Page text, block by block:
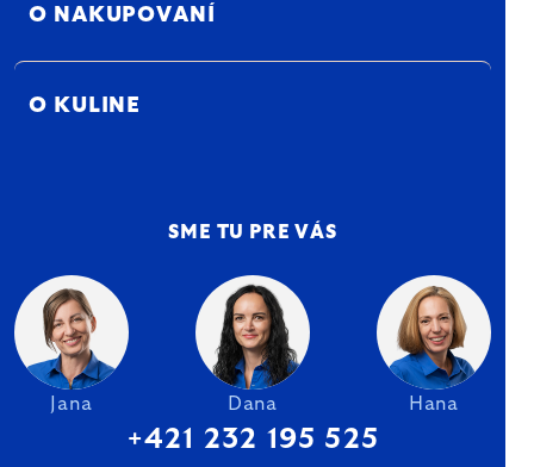
O NAKUPOVANÍ
O KULINE
SME TU PRE VÁS
Jana Dana Hana
+421 232 195 525